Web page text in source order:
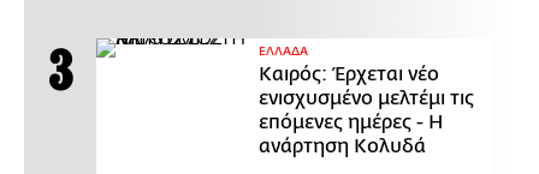
ΕΛΛΑΔΑ
Καιρός: Έρχεται νέο
ενισχυσμένο μελτέμι τις
επόμενες ημέρες - Η
ανάρτηση Κολυδά